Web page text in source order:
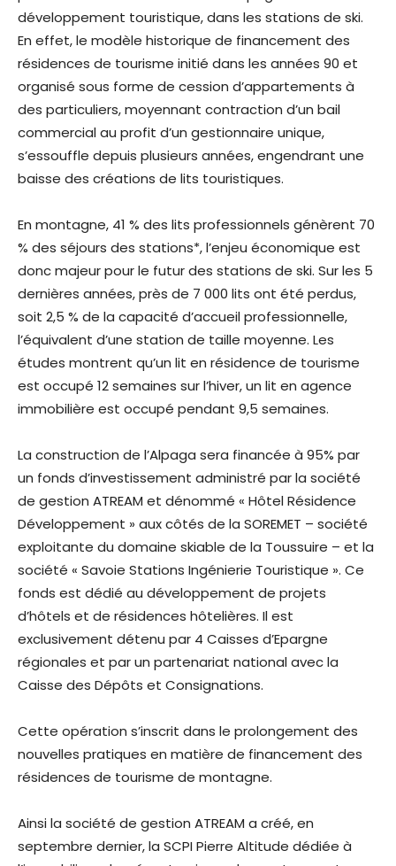
développement touristique, dans les stations de ski.
En effet, le modèle historique de financement des
résidences de tourisme initié dans les années 90 et
organisé sous forme de cession d’appartements à
des particuliers, moyennant contraction d’un bail
commercial au profit d’un gestionnaire unique,
s’essouffle depuis plusieurs années, engendrant une
baisse des créations de lits touristiques.
En montagne, 41 % des lits professionnels génèrent 70
% des séjours des stations*, l’enjeu économique est
donc majeur pour le futur des stations de ski. Sur les 5
dernières années, près de 7 000 lits ont été perdus,
soit 2,5 % de la capacité d’accueil professionnelle,
l’équivalent d’une station de taille moyenne. Les
études montrent qu’un lit en résidence de tourisme
est occupé 12 semaines sur l’hiver, un lit en agence
immobilière est occupé pendant 9,5 semaines.
La construction de l’Alpaga sera financée à 95% par
un fonds d’investissement administré par la société
de gestion ATREAM et dénommé « Hôtel Résidence
Développement » aux côtés de la SOREMET – société
exploitante du domaine skiable de la Toussuire – et la
société « Savoie Stations Ingénierie Touristique ». Ce
fonds est dédié au développement de projets
d’hôtels et de résidences hôtelières. Il est
exclusivement détenu par 4 Caisses d’Epargne
régionales et par un partenariat national avec la
Caisse des Dépôts et Consignations.
Cette opération s’inscrit dans le prolongement des
nouvelles pratiques en matière de financement des
résidences de tourisme de montagne.
Ainsi la société de gestion ATREAM a créé, en
septembre dernier, la SCPI Pierre Altitude dédiée à